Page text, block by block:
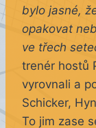
bylo jasné,
opakovat
ve třech
trenér hostů
vyrovnali a
Schicker,
To jim zase